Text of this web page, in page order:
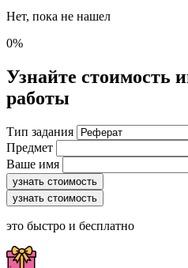
Нет, пока не нашел
0%
Узнайте стоимость
работы
Тип задания
Предмет
Ваше имя
узнать стоимость
узнать стоимость
это быстро и бесплатно